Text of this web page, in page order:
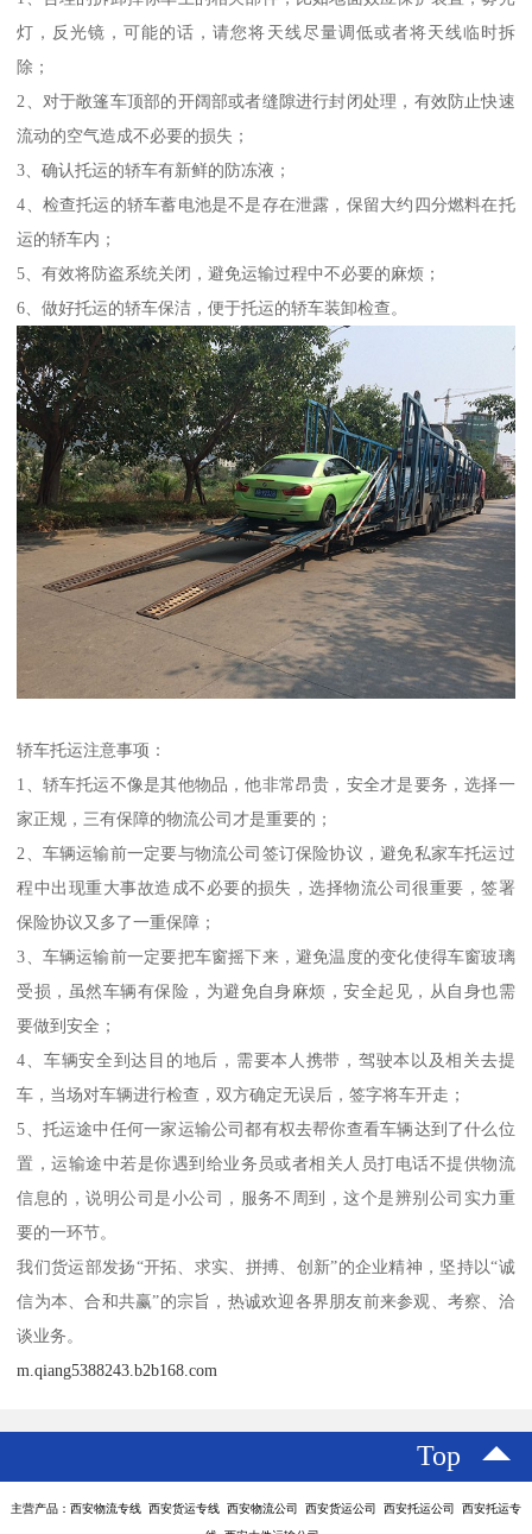
灯，反光镜，可能的话，请您将天线尽量调低或者将天线临时拆
除；
2、对于敞篷车顶部的开阔部或者缝隙进行封闭处理，有效防止快速
流动的空气造成不必要的损失；
3、确认托运的轿车有新鲜的防冻液；
4、检查托运的轿车蓄电池是不是存在泄露，保留大约四分燃料在托
运的轿车内；
5、有效将防盗系统关闭，避免运输过程中不必要的麻烦；
6、做好托运的轿车保洁，便于托运的轿车装卸检查。
轿车托运注意事项：
1、轿车托运不像是其他物品，他非常昂贵，安全才是要务，选择一
家正规，三有保障的物流公司才是重要的；
2、车辆运输前一定要与物流公司签订保险协议，避免私家车托运过
程中出现重大事故造成不必要的损失，选择物流公司很重要，签署
保险协议又多了一重保障；
3、车辆运输前一定要把车窗摇下来，避免温度的变化使得车窗玻璃
受损，虽然车辆有保险，为避免自身麻烦，安全起见，从自身也需
要做到安全；
4、车辆安全到达目的地后，需要本人携带，驾驶本以及相关去提
车，当场对车辆进行检查，双方确定无误后，签字将车开走；
5、托运途中任何一家运输公司都有权去帮你查看车辆达到了什么位
置，运输途中若是你遇到给业务员或者相关人员打电话不提供物流
信息的，说明公司是小公司，服务不周到，这个是辨别公司实力重
要的一环节。
我们货运部发扬“开拓、求实、拼搏、创新”的企业精神，坚持以“诚
信为本、合和共赢”的宗旨，热诚欢迎各界朋友前来参观、考察、洽
谈业务。
m.qiang5388243.b2b168.com
Top
主营产品：西安物流专线 西安货运专线 西安物流公司 西安货运公司 西安托运公司 西安托运专